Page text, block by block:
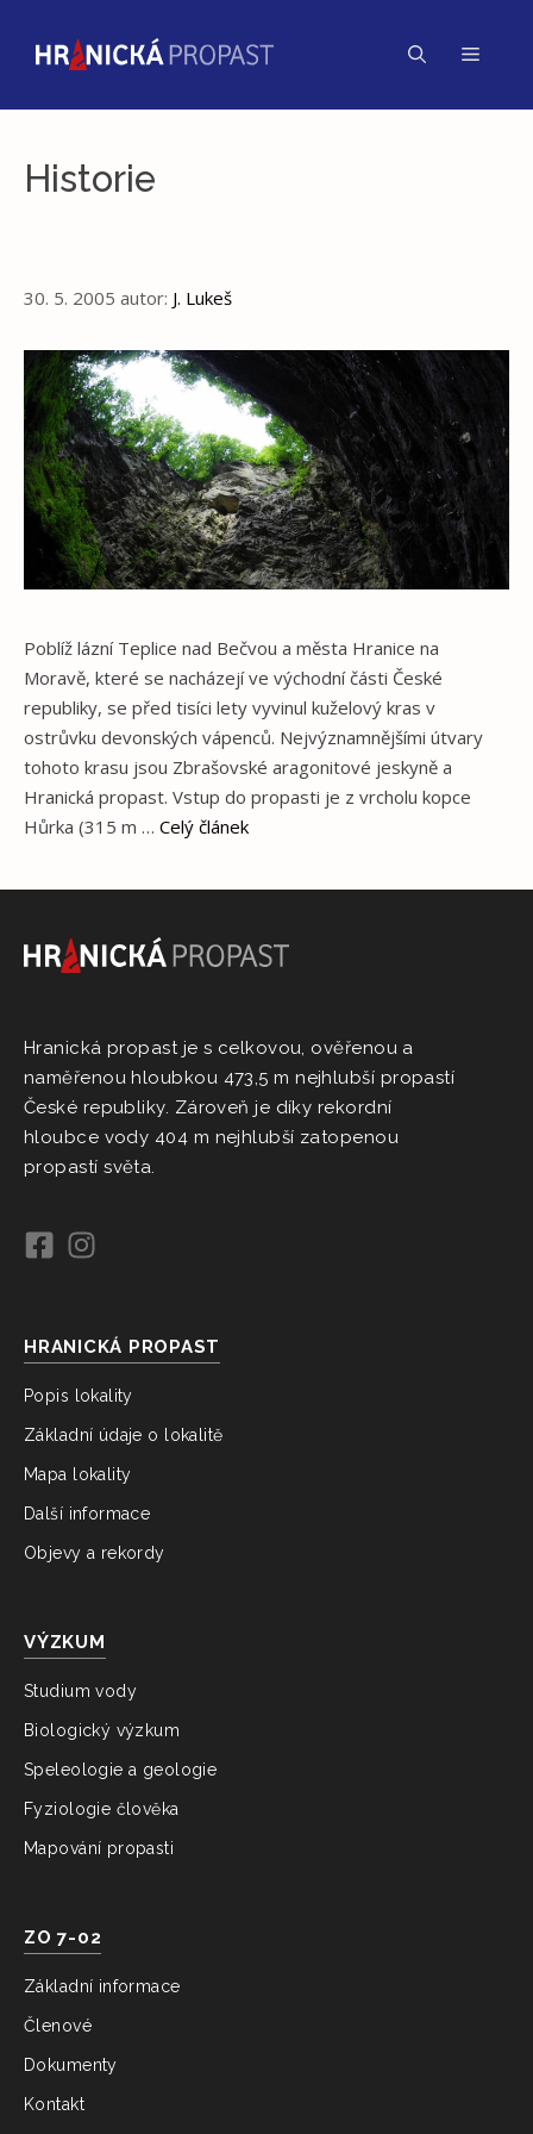
obsah
Menu
Historie
30. 5. 2005 autor: J. Lukeš
Poblíž lázní Teplice nad Bečvou a města Hranice na
Moravě, které se nacházejí ve východní části České
republiky, se před tisíci lety vyvinul kuželový kras v
ostrůvku devonských vápenců. Nejvýznamnějšími útvary
tohoto krasu jsou Zbrašovské aragonitové jeskyně a
Hranická propast. Vstup do propasti je z vrcholu kopce
Hůrka (315 m … Celý článek
Hranická propast je s celkovou, ověřenou a
naměřenou hloubkou 473,5 m nejhlubší propastí
České republiky. Zároveň je díky rekordní
hloubce vody 404 m nejhlubší zatopenou
propastí světa.
HRANICKÁ PROPAST
Popis lokality
Základní údaje o lokalitě
Mapa lokality
Další informace
Objevy a rekordy
VÝZKUM
Studium vody
Biologický výzkum
Speleologie a geologie
Fyziologie člověka
Mapování propasti
ZO 7-02
Základní informace
Členové
Dokumenty
Kontakt